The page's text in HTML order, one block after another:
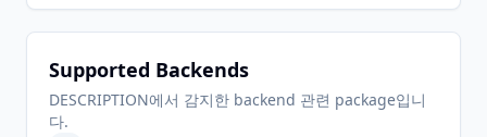
Supported Backends
DESCRIPTION에서 감지한 backend 관련 package입니
다.